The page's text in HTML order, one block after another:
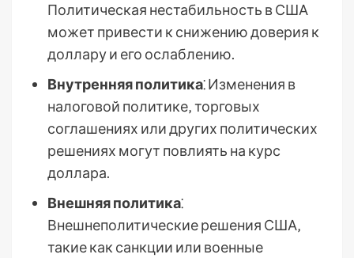
Политическая нестабильность в США
может привести к снижению доверия к
доллару и его ослаблению.
Внутренняя политика⁚ Изменения в
налоговой политике‚ торговых
соглашениях или других политических
решениях могут повлиять на курс
доллара.
Внешняя политика⁚
Внешнеполитические решения США‚
такие как санкции или военные